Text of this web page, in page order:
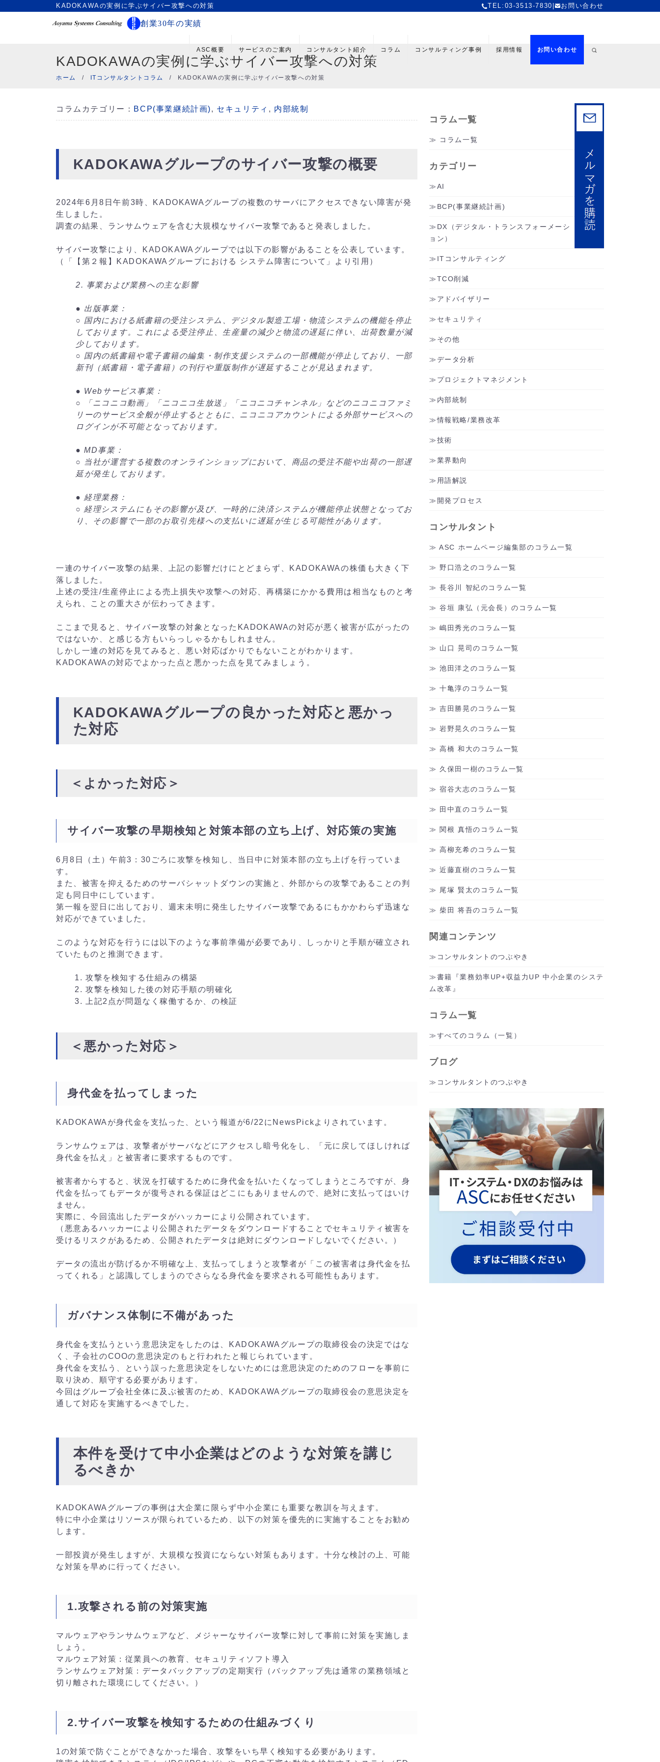
KADOKAWAの実例に学ぶサイバー攻撃への対策 TEL:03-3513-7830 お問い合わせ
創業30年の実績
ASC概要 サービスのご案内 コンサルタント紹介 コラム コンサルティング事例 採用情報 お問い合わせ
KADOKAWAの実例に学ぶサイバー攻撃への対策
ホーム / ITコンサルタントコラム / KADOKAWAの実例に学ぶサイバー攻撃への対策
コラムカテゴリー： BCP(事業継続計画), セキュリティ , 内部統制
KADOKAWAグループのサイバー攻撃の概要
2024年6月8日午前3時、KADOKAWAグループの複数のサーバにアクセスできない障害が発
生しました。
調査の結果、ランサムウェアを含む大規模なサイバー攻撃であると発表しました。
サイバー攻撃により、KADOKAWAグループでは以下の影響があることを公表しています。
（「【第２報】KADOKAWAグループにおける システム障害について」より引用）
2. 事業および業務への主な影響
● 出版事業：
○ 国内における紙書籍の受注システム、デジタル製造工場・物流システムの機能を停止
しております。これによる受注停止、生産量の減少と物流の遅延に伴い、出荷数量が減
少しております。
○ 国内の紙書籍や電子書籍の編集・制作支援システムの一部機能が停止しており、一部
新刊（紙書籍・電子書籍）の刊行や重版制作が遅延することが見込まれます。
● Webサービス事業：
○ 「ニコニコ動画」「ニコニコ生放送」「ニコニコチャンネル」などのニコニコファミ
リーのサービス全般が停止するとともに、ニコニコアカウントによる外部サービスへの
ログインが不可能となっております。
● MD事業：
○ 当社が運営する複数のオンラインショップにおいて、商品の受注不能や出荷の一部遅
延が発生しております。
● 経理業務：
○ 経理システムにもその影響が及び、一時的に決済システムが機能停止状態となってお
り、その影響で一部のお取引先様への支払いに遅延が生じる可能性があります。
一連のサイバー攻撃の結果、上記の影響だけにとどまらず、KADOKAWAの株価も大きく下
落しました。
上述の受注/生産停止による売上損失や攻撃への対応、再構築にかかる費用は相当なものと考
えられ、ことの重大さが伝わってきます。
ここまで見ると、サイバー攻撃の対象となったKADOKAWAの対応が悪く被害が広がったの
ではないか、と感じる方もいらっしゃるかもしれません。
しかし一連の対応を見てみると、悪い対応ばかりでもないことがわかります。
KADOKAWAの対応でよかった点と悪かった点を見てみましょう。
KADOKAWAグループの良かった対応と悪かっ
た対応
＜よかった対応＞
サイバー攻撃の早期検知と対策本部の立ち上げ、対応策の実施
6月8日（土）午前3：30ごろに攻撃を検知し、当日中に対策本部の立ち上げを行っていま
す。
また、被害を抑えるためのサーバシャットダウンの実施と、外部からの攻撃であることの判
定も同日中にしています。
第一報を翌日に出しており、週末未明に発生したサイバー攻撃であるにもかかわらず迅速な
対応ができていました。
このような対応を行うには以下のような事前準備が必要であり、しっかりと手順が確立され
ていたものと推測できます。
攻撃を検知する仕組みの構築
攻撃を検知した後の対応手順の明確化
上記2点が問題なく稼働するか、の検証
＜悪かった対応＞
身代金を払ってしまった
KADOKAWAが身代金を支払った、という報道が6/22にNewsPickよりされています。
ランサムウェアは、攻撃者がサーバなどにアクセスし暗号化をし、「元に戻してほしければ
身代金を払え」と被害者に要求するものです。
被害者からすると、状況を打破するために身代金を払いたくなってしまうところですが、身
代金を払ってもデータが復号される保証はどこにもありませんので、絶対に支払ってはいけ
ません。
実際に、今回流出したデータがハッカーにより公開されています。
（悪意あるハッカーにより公開されたデータをダウンロードすることでセキュリティ被害を
受けるリスクがあるため、公開されたデータは絶対にダウンロードしないでください。）
データの流出が防げるか不明確な上、支払ってしまうと攻撃者が「この被害者は身代金を払
ってくれる」と認識してしまうのでさらなる身代金を要求される可能性もあります。
ガバナンス体制に不備があった
身代金を支払うという意思決定をしたのは、KADOKAWAグループの取締役会の決定ではな
く、子会社のCOOの意思決定のもと行われたと報じられています。
身代金を支払う、という誤った意思決定をしないためには意思決定のためのフローを事前に
取り決め、順守する必要があります。
今回はグループ会社全体に及ぶ被害のため、KADOKAWAグループの取締役会の意思決定を
通して対応を実施するべきでした。
本件を受けて中小企業はどのような対策を講じ
るべきか
KADOKAWAグループの事例は大企業に限らず中小企業にも重要な教訓を与えます。
特に中小企業はリソースが限られているため、以下の対策を優先的に実施することをお勧め
します。
一部投資が発生しますが、大規模な投資にならない対策もあります。十分な検討の上、可能
な対策を早めに行ってください。
1.攻撃される前の対策実施
マルウェアやランサムウェアなど、メジャーなサイバー攻撃に対して事前に対策を実施しま
しょう。
マルウェア対策：従業員への教育、セキュリティソフト導入
ランサムウェア対策：データバックアップの定期実行（バックアップ先は通常の業務領域と
切り離された環境にしてください。）
2.サイバー攻撃を検知するための仕組みづくり
1の対策で防ぐことができなかった場合、攻撃をいち早く検知する必要があります。
コラム一覧
コラム一覧
カテゴリー
AI
BCP(事業継続計画)
DX（デジタル・トランスフォーメーシ
ョン）
ITコンサルティング
TCO削減
アドバイザリー
セキュリティ
その他
データ分析
プロジェクトマネジメント
内部統制
情報戦略/業務改革
技術
業界動向
用語解説
開発プロセス
コンサルタント
ASC ホームページ編集部のコラム一覧
野口浩之のコラム一覧
長谷川 智紀のコラム一覧
谷垣 康弘（元会長）のコラム一覧
嶋田秀光のコラム一覧
山口 晃司のコラム一覧
池田洋之のコラム一覧
十亀淳のコラム一覧
吉田勝晃のコラム一覧
岩野晃久のコラム一覧
高橋 和大のコラム一覧
久保田一樹のコラム一覧
宿谷大志のコラム一覧
田中直のコラム一覧
関根 真悟のコラム一覧
高柳充希のコラム一覧
近藤直樹のコラム一覧
尾塚 賢太のコラム一覧
柴田 将吾のコラム一覧
関連コンテンツ
コンサルタントのつぶやき
書籍『業務効率UP+収益力UP 中小企業のシステ
ム改革』
コラム一覧
すべてのコラム（一覧）
ブログ
コンサルタントのつぶやき